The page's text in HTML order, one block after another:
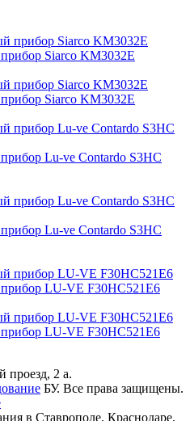
Siarco KM3032E
Siarco KM3032E
Lu-ve Contardo S3HC
Lu-ve Contardo S3HC
LU-VE F30HC521E6
LU-VE F30HC521E6
проезд, 2 a.
БУ. Все права защищены.
в Ставрополе, Краснодаре,